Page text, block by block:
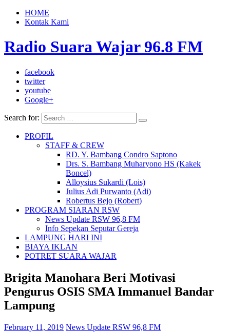
HOME
Kontak Kami
Radio Suara Wajar 96.8 FM
facebook
twitter
youtube
Google+
Search for:
PROFIL
STAFF & CREW
RD. Y. Bambang Condro Saptono
Drs. S. Bambang Muharyono HS (Kakek
Boncel)
Alloysius Sukardi (Lois)
Julius Adi Purwanto (Adi)
Robertus Bejo (Robert)
PROGRAM SIARAN RSW
News Update RSW 96,8 FM
Info Sepekan Seputar Gereja
LAMPUNG HARI INI
BIAYA IKLAN
POTRET SUARA WAJAR
Brigita Manohara Beri Motivasi
Pengurus OSIS SMA Immanuel Bandar
Lampung
February 11, 2019 News Update RSW 96,8 FM